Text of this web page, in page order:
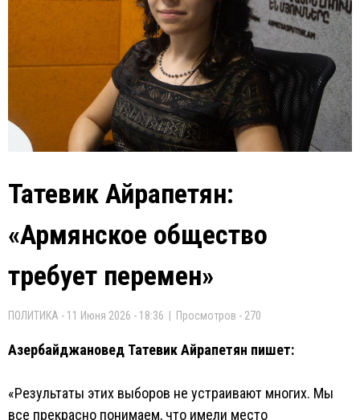
Татевик Айрапетян:
«Армянское общество
требует перемен»
ПОЛИТИКА - 11 Июня 2026 - 18:36 | Просмотров - 270
Азербайджановед Татевик Айрапетян пишет:
«Результаты этих выборов не устраивают многих. Мы
все прекрасно понимаем, что имели место